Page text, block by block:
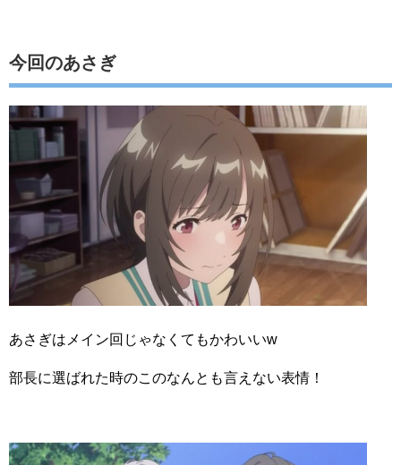
今回のあさぎ
あさぎはメイン回じゃなくてもかわいいw
部長に選ばれた時のこのなんとも言えない表情！